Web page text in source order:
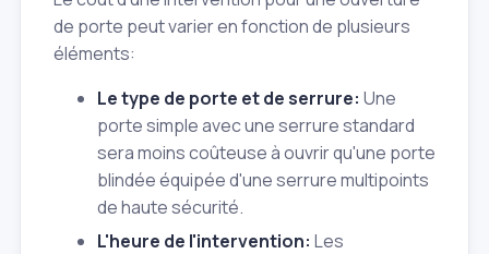
de porte peut varier en fonction de plusieurs
éléments:
Le type de porte et de serrure: Une
porte simple avec une serrure standard
sera moins coûteuse à ouvrir qu'une porte
blindée équipée d'une serrure multipoints
de haute sécurité.
L'heure de l'intervention: Les